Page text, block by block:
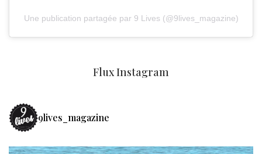
Une publication partagée par 9 Lives (@9lives_magazine)
Flux Instagram
9lives_magazine